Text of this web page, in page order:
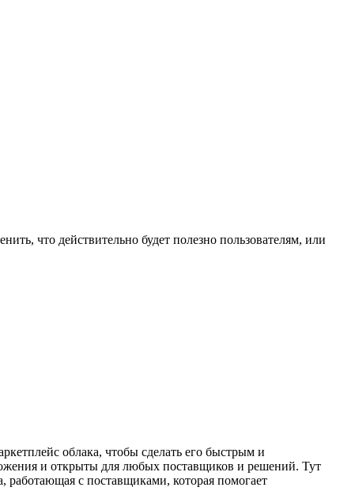
что действительно будет полезно пользователям, или
облака, чтобы сделать его быстрым и
и открыты для любых поставщиков и решений. Тут
с поставщиками, которая помогает